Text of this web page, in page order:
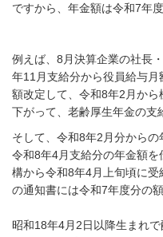
ですから、年金額は令和7年度
例えば、 8 月決算企業の社長
年11 月支給分から役員給与
額改定して、令和8年2月か
下がって、老齢厚生年金の支
そして、令和8年2 月分から
令和8年4月支給分の年金額
構から令和8年4月上旬頃に
の通知書には令和7年度分の
昭和18年4月2日以降生まれ